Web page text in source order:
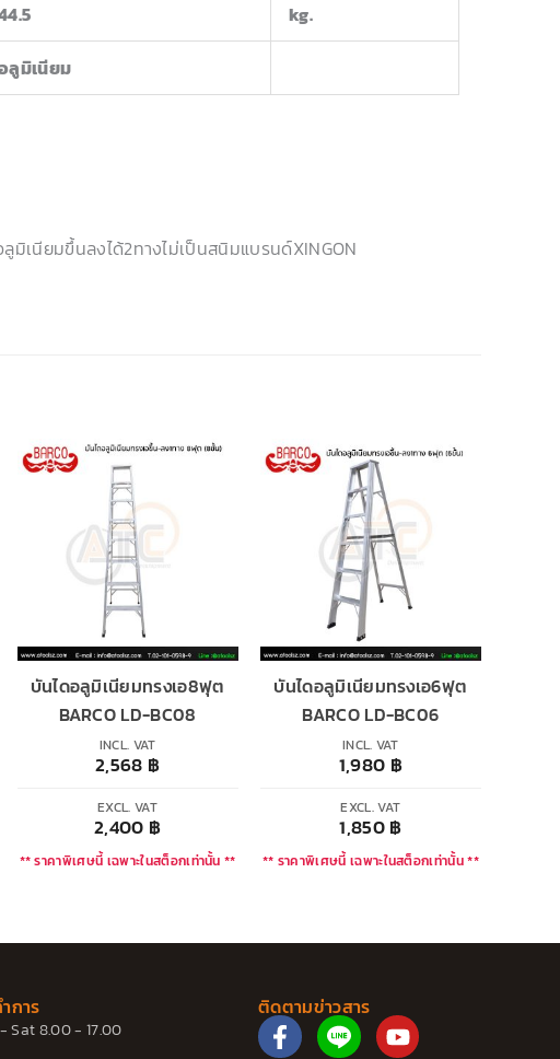
kg.
ลูมิเนียม
เนียมขึ้นลงได้2ทางไม่เป็นสนิมแบรนด์XINGON
บันไดอลูมิเนียมทรงเอ8ฟุต
BARCO LD-BC08
INCL. VAT
2,568 ฿
EXCL. VAT
2,400 ฿
** ราคาพิเศษนี้ เฉพาะในสต็อกเท่านั้น **
บันไดอลูมิเนียมทรงเอ6ฟุต
BARCO LD-BC06
INCL. VAT
1,980 ฿
EXCL. VAT
1,850฿
** ราคาพิเศษนี้ เฉพาะในสต็อกเท่านั้น **
การ
Sat 8.00 - 17.00
ติดตามข่าวสาร
F
a
Y
o